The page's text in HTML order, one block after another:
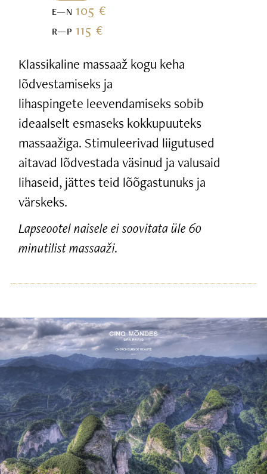
E—N105 €
R—P115 €
Klassikaline massaaž kogu keha
lõdvestamiseks ja
lihaspingete leevendamiseks sobib
ideaalselt esmaseks kokkupuuteks
massaažiga. Stimuleerivad liigutused
aitavad lõdvestada väsinud ja valusaid
lihaseid, jättes teid lõõgastunuks ja
värskeks.
Lapseootel naisele ei soovitata üle 60
minutilist massaaži.